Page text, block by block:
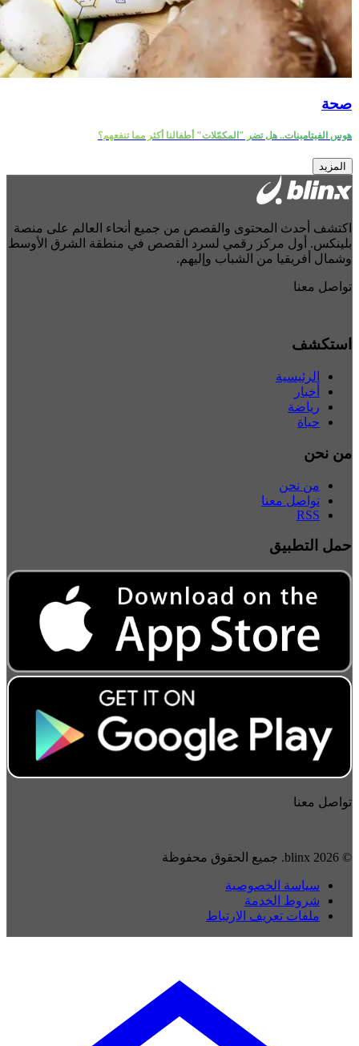
صحة
هوس الفيتامينات.. هل تضر "المكمّلات" أطفالنا أكثر مما تنفعهم؟
المزيد
اكتشف أحدث المحتوى والقصص من جميع أنحاء العالم على منصة
بلينكس. أول مركز رقمي لسرد القصص في منطقة الشرق الأوسط
وشمال أفريقيا من الشباب وإليهم.
تواصل معنا
استكشف
الرئيسية
أخبار
رياضة
حياة
من نحن
من نحن
تواصل معنا
RSS
حمل التطبيق
تواصل معنا
© 2026 blinx. جميع الحقوق محفوظة
سياسة الخصوصية
شروط الخدمة
ملفات تعريف الارتباط